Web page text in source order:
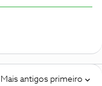
Mais antigos primeiro